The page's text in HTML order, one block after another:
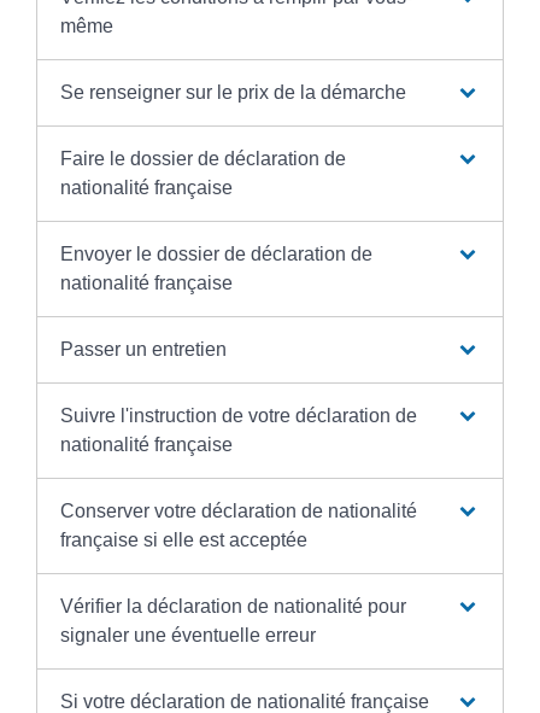
même
Se renseigner sur le prix de la démarche
Faire le dossier de déclaration de
nationalité française
Envoyer le dossier de déclaration de
nationalité française
Passer un entretien
Suivre l'instruction de votre déclaration de
nationalité française
Conserver votre déclaration de nationalité
française si elle est acceptée
Vérifier la déclaration de nationalité pour
signaler une éventuelle erreur
Si votre déclaration de nationalité française